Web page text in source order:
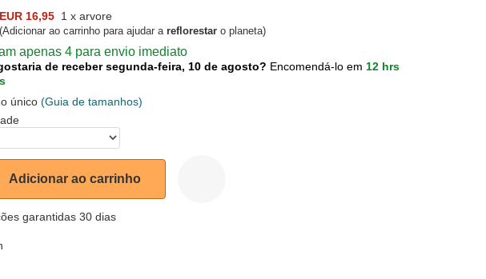
EUR 16,95 1 x arvore
(Adicionar ao carrinho para ajudar a reflorestar o planeta)
apenas 4 para envio imediato
de receber segunda-feira, 10 de agosto? Encomendá-lo em 12 hrs
único (Guia de tamanhos)
Adicionar ao carrinho
garantidas 30 dias